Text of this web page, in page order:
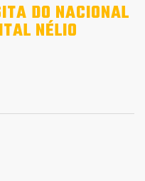
DO NACIONAL
NÉLIO